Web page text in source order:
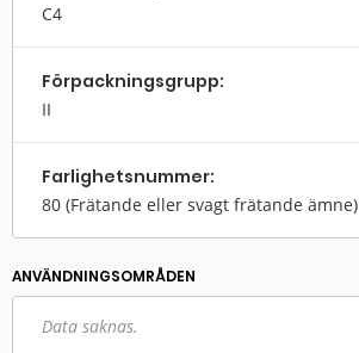
C4
Förpack­nings­grupp:
II
Farlighets­nummer:
80 (Frätande eller svagt frätande ämne)
ANVÄNDNINGS­OMRÅDEN
Data saknas.